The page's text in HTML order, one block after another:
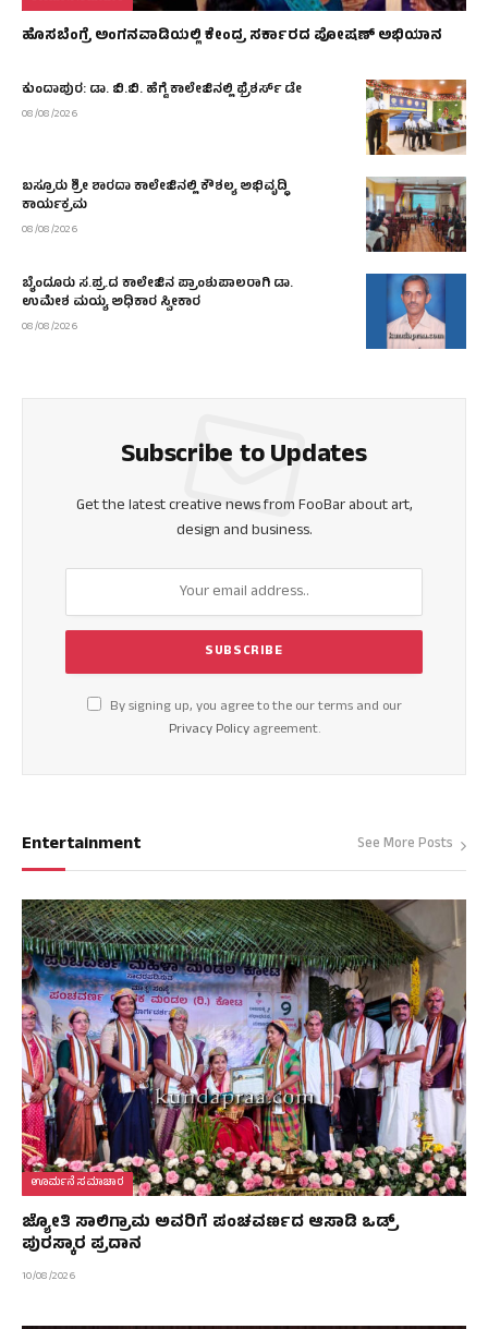
ಹೊಸಬೆಂಗ್ರೆ ಅಂಗನವಾಡಿಯಲ್ಲಿ ಕೇಂದ್ರ ಸರ್ಕಾರದ ಪೋಷಣ್ ಅಭಿಯಾನ
ಕುಂದಾಪುರ: ಡಾ. ಬಿ.ಬಿ. ಹೆಗ್ಡೆ ಕಾಲೇಜಿನಲ್ಲಿ ಫ್ರೆಶರ್ಸ್ ಡೇ
08/08/2026
ಬಸ್ರೂರು ಶ್ರೀ ಶಾರದಾ ಕಾಲೇಜಿನಲ್ಲಿ ಕೌಶಲ್ಯ ಅಭಿವೃದ್ಧಿ
ಕಾರ್ಯಕ್ರಮ
08/08/2026
ಬೈಂದೂರು ಸ.ಪ್ರ.ದ ಕಾಲೇಜಿನ ಪ್ರಾಂಶುಪಾಲರಾಗಿ ಡಾ.
ಉಮೇಶ ಮಯ್ಯ ಅಧಿಕಾರ ಸ್ವೀಕಾರ
08/08/2026
Subscribe to Updates
Get the latest creative news from FooBar about art,
design and business.
By signing up, you agree to the our terms and our
Privacy Policyagreement.
Entertainment See More Posts
ಊರ್ಮನೆ ಸಮಾಚಾರ
ಜ್ಯೋತಿ ಸಾಲಿಗ್ರಾಮ ಅವರಿಗೆ ಪಂಚವರ್ಣದ ಆಸಾಡಿ ಒಡ್ರ್
ಪುರಸ್ಕಾರ ಪ್ರದಾನ
10/08/2026